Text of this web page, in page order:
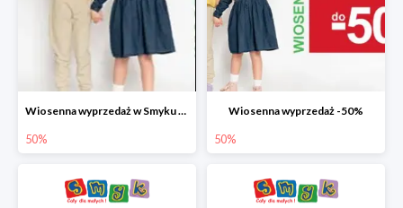
Wiosenna wyprzedaż w Smyku do -50%
50%
Wiosenna wyprzedaż -50%
50%